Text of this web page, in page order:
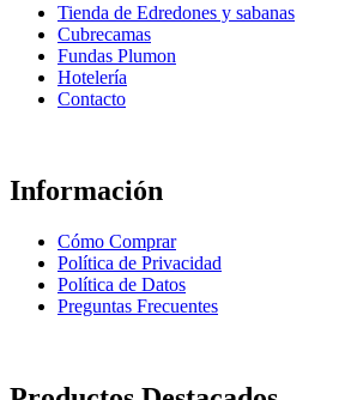
Tienda de Edredones y sabanas
Cubrecamas
Fundas Plumon
Hotelería
Contacto
Información
Cómo Comprar
Política de Privacidad
Política de Datos
Preguntas Frecuentes